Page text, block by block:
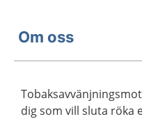
Om oss
dig som vill sluta röka